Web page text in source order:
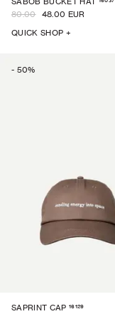
80.00 48.00 EUR
QUICK SHOP +
- 50%
SAPRINT CAP 16129